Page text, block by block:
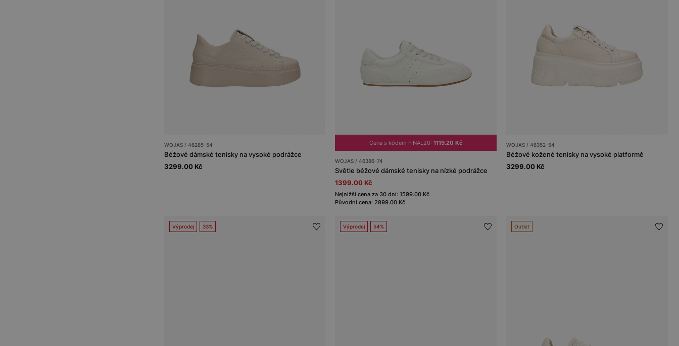
WOJAS / 46285-54
Béžové dámské tenisky na vysoké podrážce
3299.00 Kč
Cena s kódem FINAL20:1119.20 Kč
WOJAS / 46386-74
Světle béžové dámské tenisky na nízké podrážce
1399.00 Kč
Nejnižší cena za 30 dní: 1599.00 Kč
Původní cena: 2899.00 Kč
WOJAS / 46352-54
Béžové kožené tenisky na vysoké platformě
3299.00 Kč
Výprodej 33% Výprodej 54% Outlet